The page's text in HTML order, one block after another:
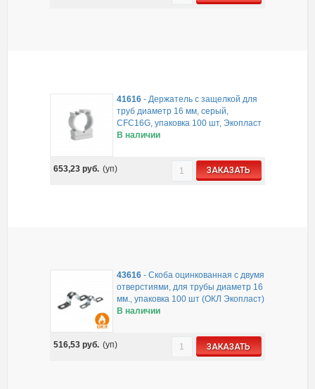
41616 - Держатель с защелкой для
труб диаметр 16 мм, серый,
CFC16G, упаковка 100 шт, Экопласт
В наличии
653,23руб. (уп) ЗАКАЗАТЬ
43616 -Скоба оцинкованная с двумя
отверстиями, для трубы диаметр 16
мм., упаковка 100 шт (ОКЛ Экопласт)
В наличии
516,53руб. (уп) ЗАКАЗАТЬ